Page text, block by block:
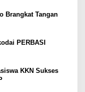
Brangkat Tangan
PERBASI
KKN Sukses